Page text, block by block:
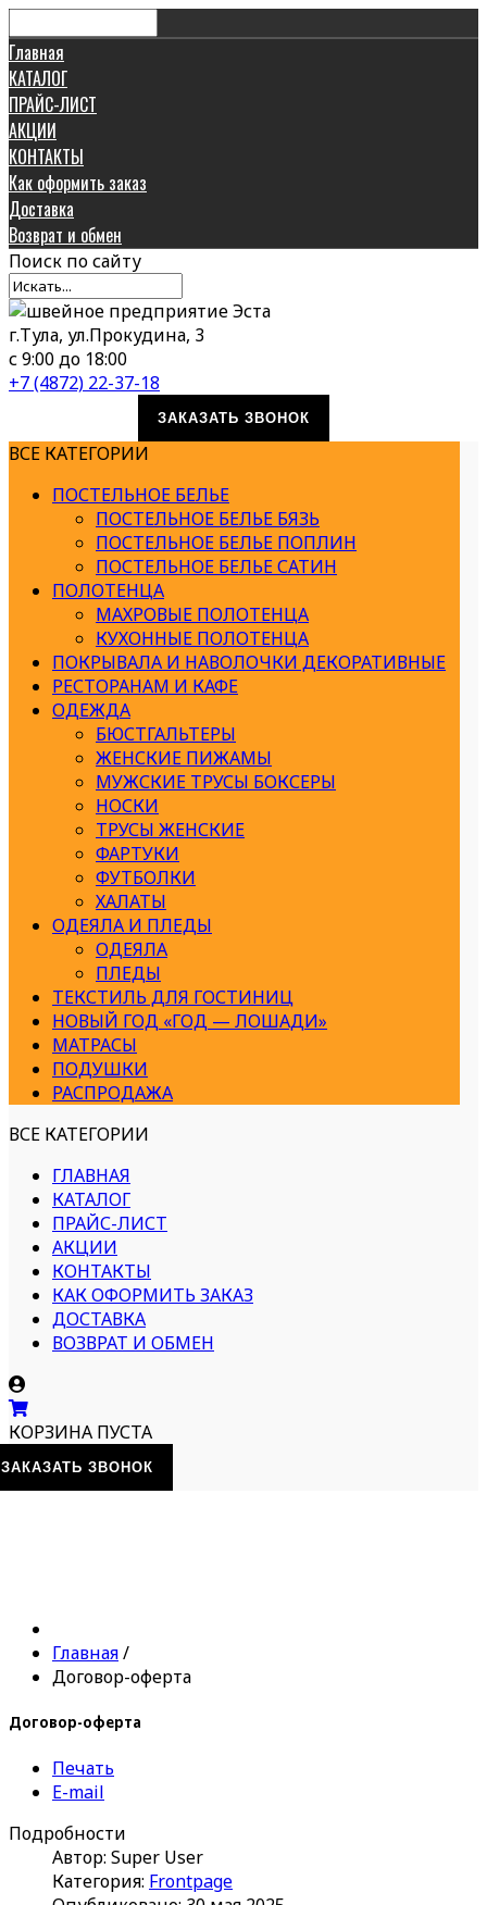
Главная
КАТАЛОГ
ПРАЙС-ЛИСТ
АКЦИИ
КОНТАКТЫ
Как оформить заказ
Доставка
Возврат и обмен
Поиск по сайту
г.Тула, ул.Прокудина, 3
с 9:00 до 18:00
+7 (4872) 22-37-18
ЗАКАЗАТЬ ЗВОНОК
ВСЕ КАТЕГОРИИ
ПОСТЕЛЬНОЕ БЕЛЬЕ
ПОСТЕЛЬНОЕ БЕЛЬЕ БЯЗЬ
ПОСТЕЛЬНОЕ БЕЛЬЕ ПОПЛИН
ПОСТЕЛЬНОЕ БЕЛЬЕ САТИН
ПОЛОТЕНЦА
МАХРОВЫЕ ПОЛОТЕНЦА
КУХОННЫЕ ПОЛОТЕНЦА
ПОКРЫВАЛА И НАВОЛОЧКИ ДЕКОРАТИВНЫЕ
РЕСТОРАНАМ И КАФЕ
ОДЕЖДА
БЮСТГАЛЬТЕРЫ
ЖЕНСКИЕ ПИЖАМЫ
МУЖСКИЕ ТРУСЫ БОКСЕРЫ
НОСКИ
ТРУСЫ ЖЕНСКИЕ
ФАРТУКИ
ФУТБОЛКИ
ХАЛАТЫ
ОДЕЯЛА И ПЛЕДЫ
ОДЕЯЛА
ПЛЕДЫ
ТЕКСТИЛЬ ДЛЯ ГОСТИНИЦ
НОВЫЙ ГОД «ГОД — ЛОШАДИ»
МАТРАСЫ
ПОДУШКИ
РАСПРОДАЖА
ВСЕ КАТЕГОРИИ
ГЛАВНАЯ
КАТАЛОГ
ПРАЙС-ЛИСТ
АКЦИИ
КОНТАКТЫ
КАК ОФОРМИТЬ ЗАКАЗ
ДОСТАВКА
ВОЗВРАТ И ОБМЕН
КОРЗИНА ПУСТА
ЗАКАЗАТЬ ЗВОНОК
Главная/
Договор-оферта
Договор-оферта
Печать
E-mail
Подробности
Автор: Super User
Категория: Frontpage